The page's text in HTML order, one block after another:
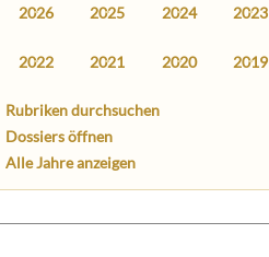
2026 2025 2024 2023
2022 2021 2020 2019
Rubriken durchsuchen
Dossiers öffnen
Alle Jahre anzeigen